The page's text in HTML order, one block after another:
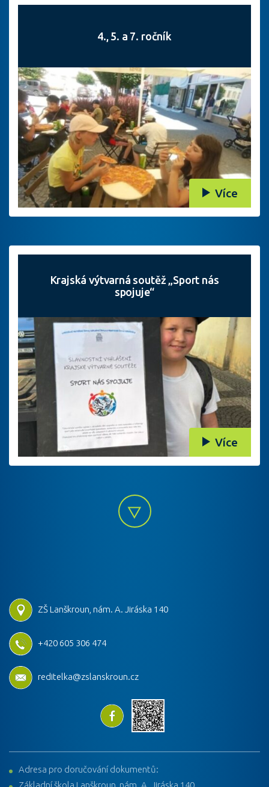
4., 5. a 7. ročník
Více
Krajská výtvarná soutěž „Sport nás
spojuje“
Více
ZŠ Lanškroun, nám. A. Jiráska 140
+420 605 306 474
reditelka@zslanskroun.cz
Adresa pro doručování dokumentů: